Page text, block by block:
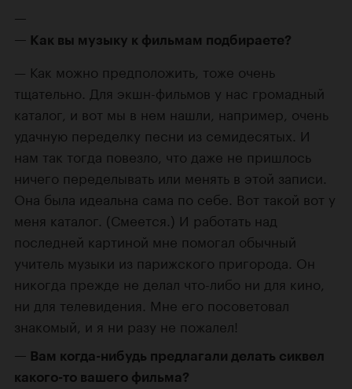
Как вы музыку к фильмам подбираете?
Как можно предположить, тоже очень
тщательно. Для экшн-фильмов у нас громадный
каталог, и вот мы в нем нашли, например, очень
удачную переделку песни из семидесятых. И
нам так тогда повезло, что даже не пришлось
ничего переделывать или менять в этой записи.
Она была идеальна сама по себе. Вот такой вот у
меня каталог. (Смеется.) И работать над
последней картиной мне помогал обычный
учитель музыки из парижского пригорода. Он
никогда прежде не делал что-либо ни для кино,
ни для телевидения. Мне его посоветовал
знакомый, и я ни разу не пожалел!
Вам когда-нибудь предлагали делать сиквел
какого-то вашего фильма?